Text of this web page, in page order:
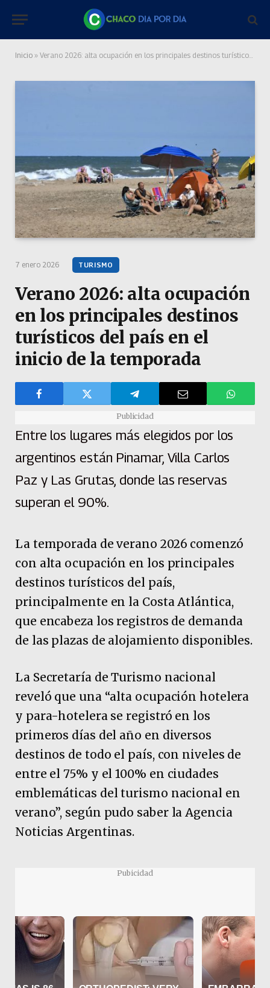
Inicio » Verano 2026: alta ocupación en los principales destinos turísticos del país en el inicio de la temporada
7 enero 2026 TURISMO
Verano 2026: alta ocupación
en los principales destinos
turísticos del país en el
inicio de la temporada
Publicidad
Entre los lugares más elegidos por los
argentinos están Pinamar, Villa Carlos
Paz y Las Grutas, donde las reservas
superan el 90%.
La temporada de verano 2026 comenzó
con alta ocupación en los principales
destinos turísticos del país,
principalmente en la Costa Atlántica,
que encabeza los registros de demanda
de las plazas de alojamiento disponibles.
La Secretaría de Turismo nacional
reveló que una “alta ocupación hotelera
y para-hotelera se registró en los
primeros días del año en diversos
destinos de todo el país, con niveles de
entre el 75% y el 100% en ciudades
emblemáticas del turismo nacional en
verano”, según pudo saber la Agencia
Noticias Argentinas.
Pubicidad